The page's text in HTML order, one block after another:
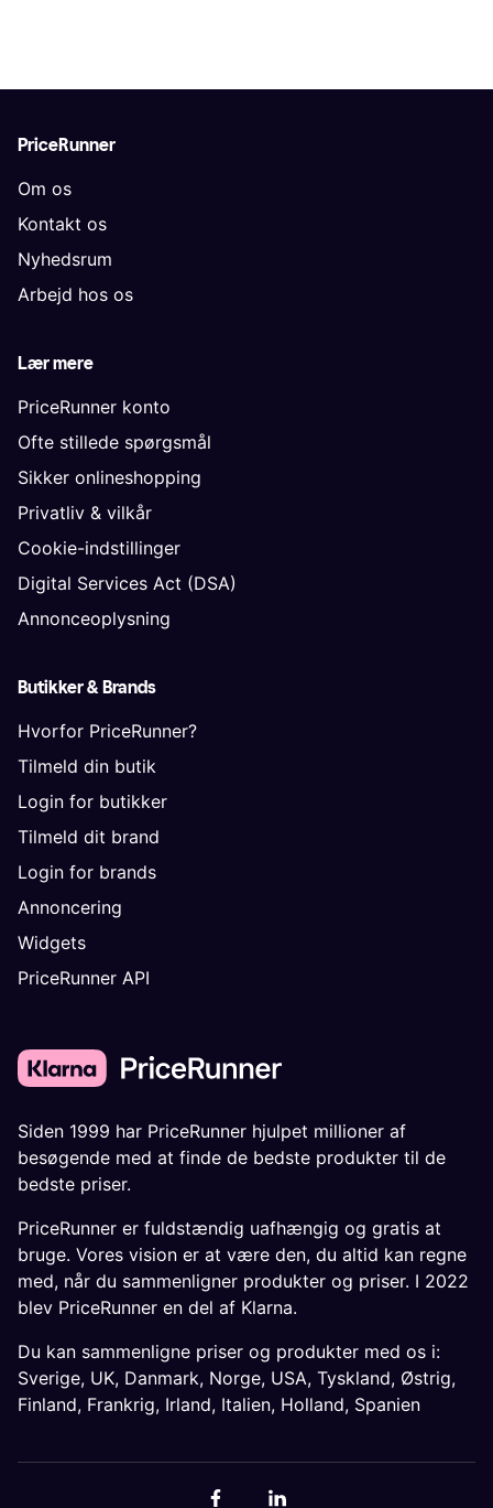
PriceRunner
Om os
Kontakt os
Nyhedsrum
Arbejd hos os
Lær mere
PriceRunner konto
Ofte stillede spørgsmål
Sikker onlineshopping
Privatliv & vilkår
Cookie-indstillinger
Digital Services Act (DSA)
Annonceoplysning
Butikker & Brands
Hvorfor PriceRunner?
Tilmeld din butik
Login for butikker
Tilmeld dit brand
Login for brands
Annoncering
Widgets
PriceRunner API
Siden 1999 har PriceRunner hjulpet millioner af
besøgende med at finde de bedste produkter til de
bedste priser.
PriceRunner er fuldstændig uafhængig og gratis at
bruge. Vores vision er at være den, du altid kan regne
med, når du sammenligner produkter og priser. I 2022
blev PriceRunner en del af Klarna.
Du kan sammenligne priser og produkter med os i:
Sverige, UK, Danmark, Norge, USA, Tyskland, Østrig,
Finland, Frankrig, Irland, Italien, Holland, Spanien